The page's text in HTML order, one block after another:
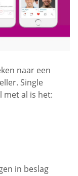
naar een
Single
met al is het:
in beslag